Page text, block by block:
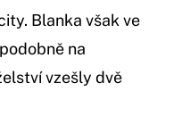
Blanka však ve
na
vzešly dvě